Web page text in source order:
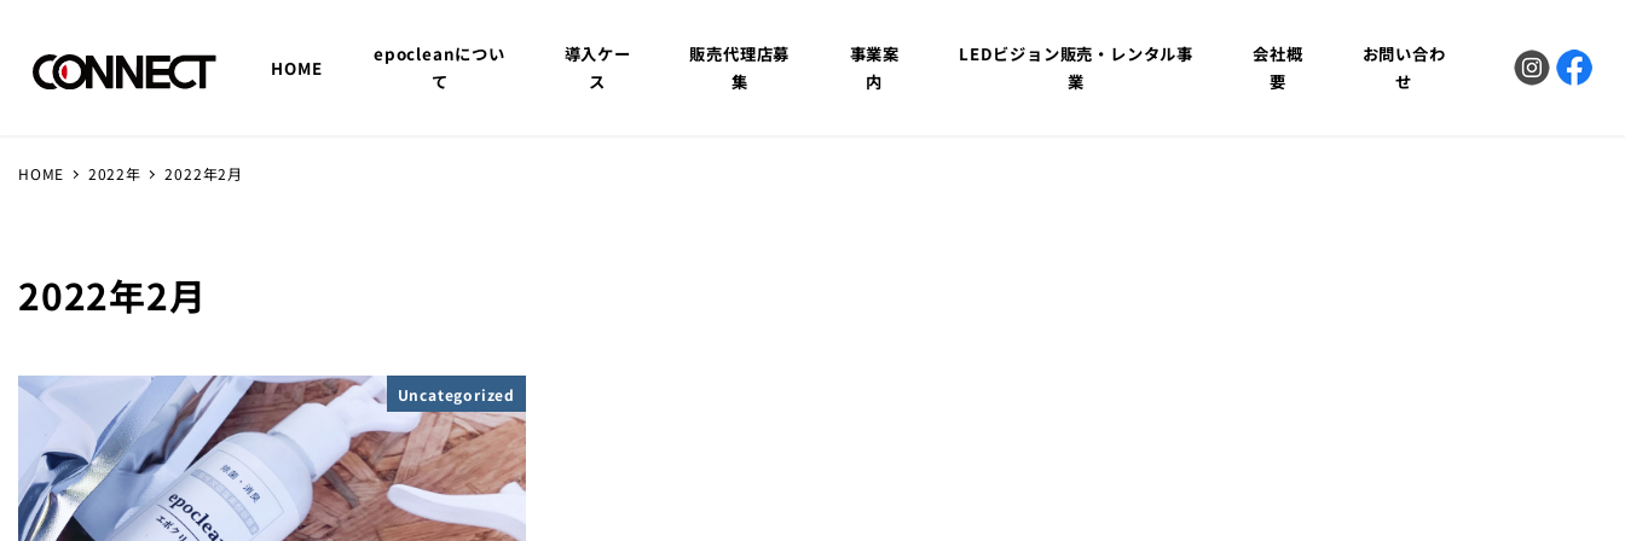
HOME
epocleanについ
て
導入ケー
ス
販売代理店募
集
事業案
内
LEDビジョン販売・レンタル事
業
会社概
要
お問い合わ
せ
HOME 2022年 2022年2月
2022年2月
Uncategorized